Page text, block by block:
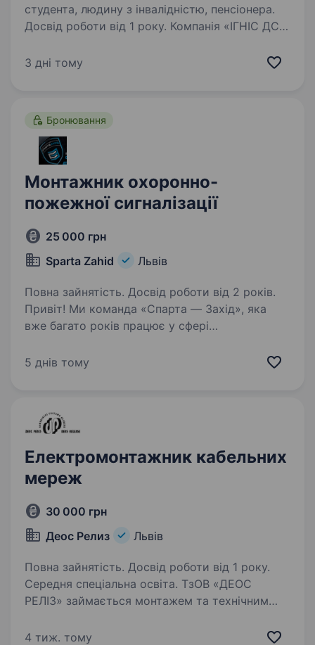
студента, людину з інвалідністю, пенсіонера.
Досвід роботи від 1 року. Компанія «ІГНІС ДС»
охоронно-пожежної сигналізації, систем
роботи…
3 дні тому
Бронювання
Монтажник охоронно-
пожежної сигналізації
25 000 грн
Sparta Zahid
Львів
Повна зайнятість. Досвід роботи від 2 років.
Привіт! Ми команда «Спарта — Захід», яка
вже багато років працює у сфері
проєкти охоплюють як приватні об'єкти, так і
5 днів тому
Електромонтажник кабельних
мереж
30 000 грн
Деос Релиз
Львів
Повна зайнятість. Досвід роботи від 1 року.
Середня спеціальна освіта. ТзОВ «ДЕОС
РЕЛІЗ» займається монтажем та технічним
струменевих та інженерних систем, запрошує
4 тиж. тому